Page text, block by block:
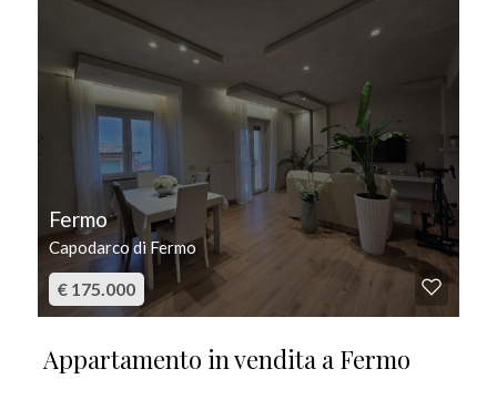
Fermo
Capodarco di Fermo
€ 175.000
Appartamento in vendita a Fermo